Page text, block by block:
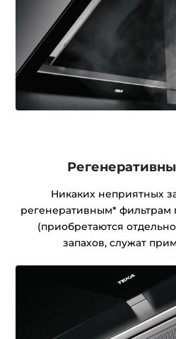
Никаких неприятных
регенеративным* фильтрам
(приобретаются
запахов, служат